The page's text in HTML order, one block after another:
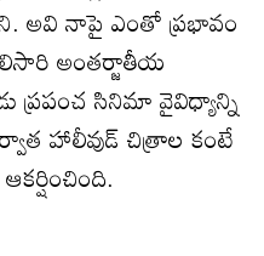
అవి నాపై ఎంతో ప్రభావం
అంతర్జాతీయ
ప్రపంచ సినిమా వైవిధ్యాన్ని
హాలీవుడ్‌ చిత్రాల కంటే